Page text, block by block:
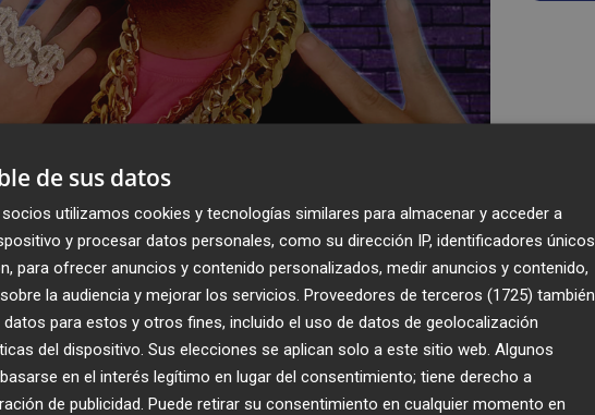
de sus datos
utilizamos cookies y tecnologías similares para almacenar y acceder a
y procesar datos personales, como su dirección IP, identificadores únicos
para ofrecer anuncios y contenido personalizados, medir anuncios y contenido,
la audiencia y mejorar los servicios. Proveedores de terceros (1725) también
para estos y otros fines, incluido el uso de datos de geolocalización
del dispositivo. Sus elecciones se aplican solo a este sitio web. Algunos
en el interés legítimo en lugar del consentimiento; tiene derecho a
de publicidad . Puede retirar su consentimiento en cualquier momento en